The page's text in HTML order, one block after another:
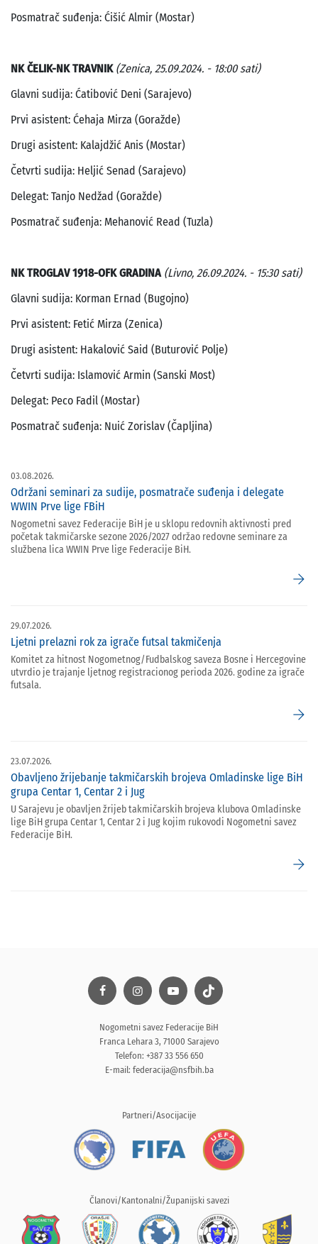
Posmatrač suđenja: Ćišić Almir (Mostar)
NK ČELIK-NK TRAVNIK (Zenica, 25.09.2024. - 18:00 sati)
Glavni sudija: Ćatibović Deni (Sarajevo)
Prvi asistent: Ćehaja Mirza (Goražde)
Drugi asistent: Kalajdžić Anis (Mostar)
Četvrti sudija: Heljić Senad (Sarajevo)
Delegat: Tanjo Nedžad (Goražde)
Posmatrač suđenja: Mehanović Read (Tuzla)
NK TROGLAV 1918-OFK GRADINA (Livno, 26.09.2024. - 15:30 sati)
Glavni sudija: Korman Ernad (Bugojno)
Prvi asistent: Fetić Mirza (Zenica)
Drugi asistent: Hakalović Said (Buturović Polje)
Četvrti sudija: Islamović Armin (Sanski Most)
Delegat: Peco Fadil (Mostar)
Posmatrač suđenja: Nuić Zorislav (Čapljina)
03.08.2026.
Održani seminari za sudije, posmatrače suđenja i delegate
WWIN Prve lige FBiH
Nogometni savez Federacije BiH je u sklopu redovnih aktivnosti pred
početak takmičarske sezone 2026/2027 održao redovne seminare za
službena lica WWIN Prve lige Federacije BiH.
arrow_forward
29.07.2026.
Ljetni prelazni rok za igrače futsal takmičenja
Komitet za hitnost Nogometnog/Fudbalskog saveza Bosne i Hercegovine
utvrdio je trajanje ljetnog registracionog perioda 2026. godine za igrače
futsala.
arrow_forward
23.07.2026.
Obavljeno žrijebanje takmičarskih brojeva Omladinske lige BiH
grupa Centar 1, Centar 2 i Jug
U Sarajevu je obavljen žrijeb takmičarskih brojeva klubova Omladinske
lige BiH grupa Centar 1, Centar 2 i Jug kojim rukovodi Nogometni savez
Federacije BiH.
arrow_forward
Nogometni savez Federacije BiH
Franca Lehara 3, 71000 Sarajevo
Telefon: +387 33 556 650
E-mail: federacija@nsfbih.ba
Partneri/Asocijacije
Članovi/Kantonalni/Županijski savezi